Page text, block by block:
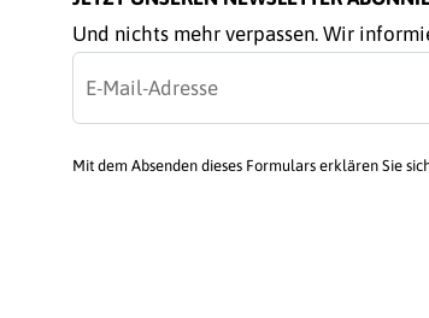
Und nichts mehr verpassen. Wir
Mit dem Absenden dieses Formulars erklären Sie